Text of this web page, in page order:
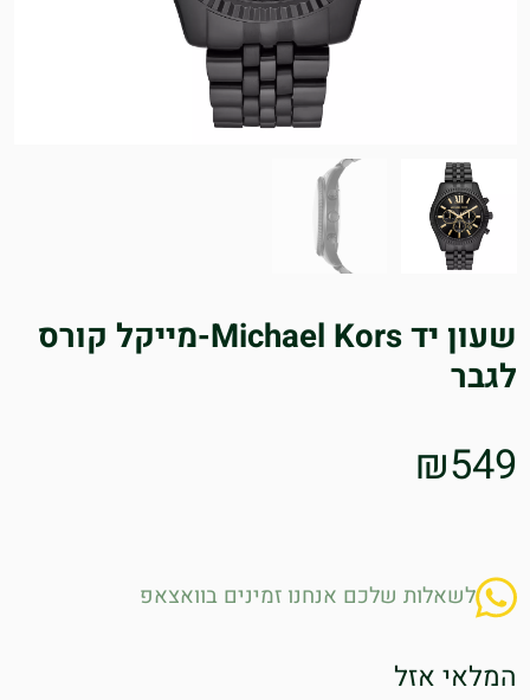
שעון יד Michael Kors-מייקל קורס
לגבר
₪549
לשאלות שלכם אנחנו זמינים בוואצאפ
המלאי אזל